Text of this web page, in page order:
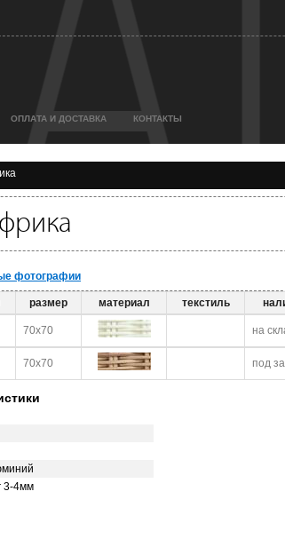
ОПЛАТА И ДОСТАВКА КОНТАКТЫ
фотографии
размер материал текстиль
70x70 на
70x70 под
3-4мм